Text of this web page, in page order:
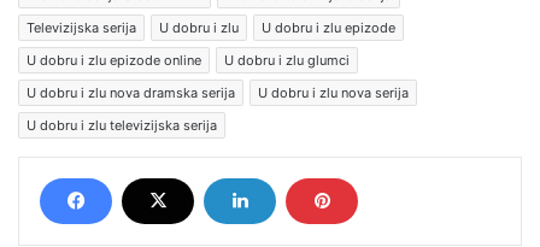
Televizijska serija
U dobru i zlu
U dobru i zlu epizode
U dobru i zlu epizode online
U dobru i zlu glumci
U dobru i zlu nova dramska serija
U dobru i zlu nova serija
U dobru i zlu televizijska serija